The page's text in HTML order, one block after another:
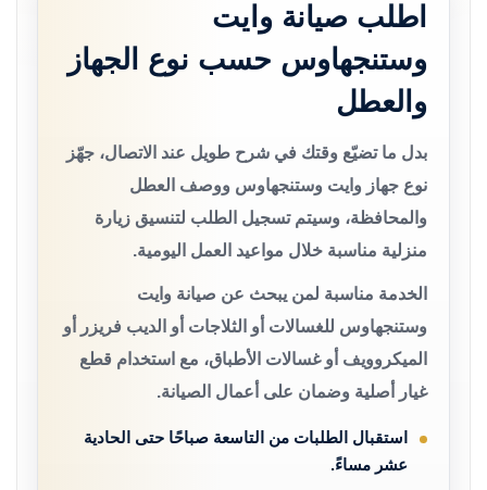
اطلب صيانة وايت
وستنجهاوس حسب نوع الجهاز
والعطل
بدل ما تضيّع وقتك في شرح طويل عند الاتصال، جهّز
نوع جهاز وايت وستنجهاوس ووصف العطل
والمحافظة، وسيتم تسجيل الطلب لتنسيق زيارة
منزلية مناسبة خلال مواعيد العمل اليومية.
الخدمة مناسبة لمن يبحث عن صيانة وايت
وستنجهاوس للغسالات أو الثلاجات أو الديب فريزر أو
الميكروويف أو غسالات الأطباق، مع استخدام قطع
غيار أصلية وضمان على أعمال الصيانة.
استقبال الطلبات من التاسعة صباحًا حتى الحادية
عشر مساءً.